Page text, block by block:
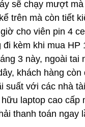
sẽ chạy mượt
trên mà còn tiết
cho viên pin 4
đi kèm khi mua HP
3 này, ngoài tai
khách hàng
suất với các nhà
laptop cao cấp
thanh toán ngay